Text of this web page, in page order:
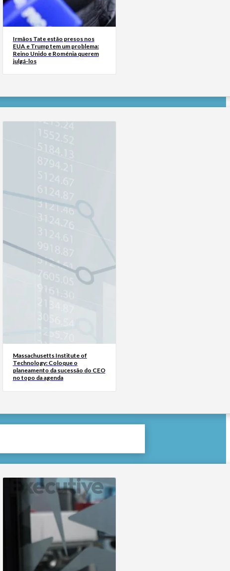
Irmãos Tate estão presos nos
EUA e Trump tem um problema:
Reino Unido e Roménia querem
julgá-los
Massachusetts Institute of
Technology: Coloque o
planeamento da sucessão do CEO
no topo da agenda